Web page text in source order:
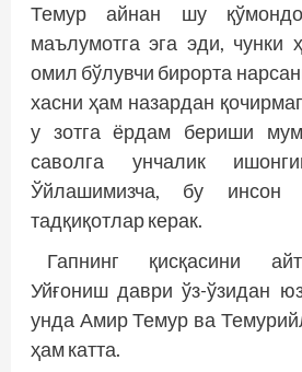
Темур айнан шу
маълумотга эга эди, чунки
омил бўлувчи бирорта
хасни ҳам назардан
у зотга ёрдам бериши
саволга унчалик
Ўйлашимизча, бу инсон
тадқиқотлар керак.
Гапнинг қисқасини
Уйғониш даври ўз-ўзидан
унда Амир Темур ва
ҳам катта.